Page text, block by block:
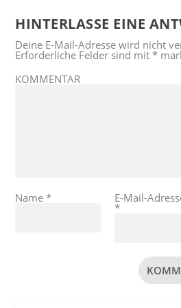
HINTERLASSE EINE
Deine E-Mail-Adresse wird nicht
Erforderliche Felder sind mit*
KOMMENTAR
Name* E-Mail-
*